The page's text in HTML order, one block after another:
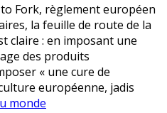
solution
miracle
pour
remplacer
les
produits
Fork, règlement européen
la feuille de route de la
claire : en imposant une
des produits
« une cure de
européenne, jadis
monde